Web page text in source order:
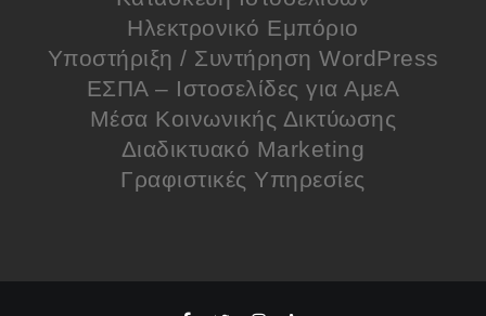
Ηλεκτρονικό Εμπόριο
Υποστήριξη / Συντήρηση WordPress
ΕΣΠΑ – Ιστοσελίδες για ΑμεΑ
Μέσα Κοινωνικής Δικτύωσης
Διαδικτυακό Marketing
Γραφιστικές Υπηρεσίες